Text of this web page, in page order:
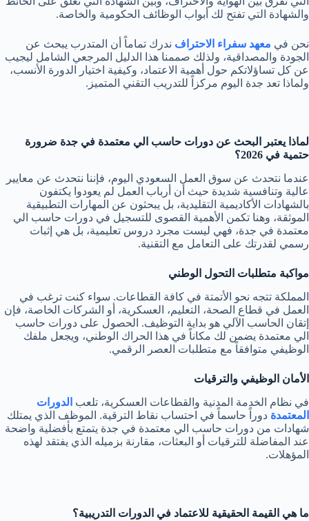
والشهادة التي تفتح لك أبواب الوظائف الحكومية والخاصة.
نحن في معهد سفراء الاحتراف ندرك تماماً أن المتدرب يبحث عن
الجودة والمصداقية، ولذلك صممنا هذا الدليل المرجعي الشامل ليجيب
عن كل تساؤلاتكم حول أهمية الاعتماد، وكيفية اختيار الدورة الأنسب،
ولماذا تعد جدة اليوم مركزاً للتدريب التقني المتميز.
لماذا يعتبر البحث عن دورات حاسب الي معتمدة في جدة ضرورة
حتمية في 2026؟
عندما نتحدث عن سوق العمل السعودي اليوم، فإننا نتحدث عن معايير
عالية وتنافسية شديدة حيث أن أرباب العمل لم يعودوا يكتفون
بالشهادات الأكاديمية التقليدية، بل يبحثون عن المهارات التطبيقية
الموثقة، وهنا تكمن الأهمية القصوى للتسجيل في دورات حاسب الي
معتمدة في جدة، فهي ليست مجرد دروس تعليمية، بل هي إثبات
رسمي لقدرتك على التعامل مع التقنية.
مواكبة متطلبات التحول الوطني
المملكة تتجه نحو الأتمتة في كافة القطاعات. سواء كنت ترغب في
العمل في قطاع الصحة، التعليم، العسكرية، أو الشركات الخاصة، فإن
إتقان الحاسب الآلي هو بداية التوظيف. الحصول على دورات حاسب
الي معتمدة يضمن لك مكاناً في هذا الحراك الوطني، ويجعل ملفك
الوظيفي متوافقاً مع متطلبات العصر الرقمي.
الأمان الوظيفي والترقيات
في نظام الخدمة المدنية والقطاعات العسكرية، تلعب الدورات
المعتمدة دوراً حاسماً في احتساب نقاط الترقية. الموظف الذي يمتلك
شهادات من دورات حاسب الي معتمدة في جدة يتمتع بأفضلية واضحة
عند المفاضلة للترقيات أو البعثات، مقارنة بزميله الذي يفتقد لهذه
المؤهلات.
ما هي القيمة الحقيقية للاعتماد في الدورات التدريبية؟